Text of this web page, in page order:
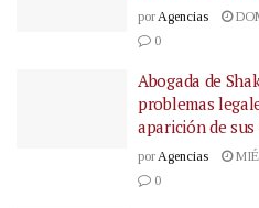
porAgencias
0
Abogada de
problemas
aparición de sus
porAgencias
0